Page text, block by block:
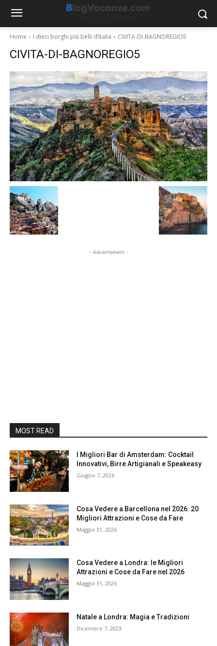
Home I dieci borghi più belli d’Italia CIVITA-DI-BAGNOREGIO5
CIVITA-DI-BAGNOREGIO5
- Advertisment -
MOST READ
I Migliori Bar di Amsterdam: Cocktail
Innovativi, Birre Artigianali e Speakeasy
Giugno 7, 2026
Cosa Vedere a Barcellona nel 2026: 20
Migliori Attrazioni e Cose da Fare
Maggio 31, 2026
Cosa Vedere a Londra: le Migliori
Attrazioni e Cose da Fare nel 2026
Maggio 31, 2026
Natale a Londra: Magia e Tradizioni
Dicembre 7, 2023